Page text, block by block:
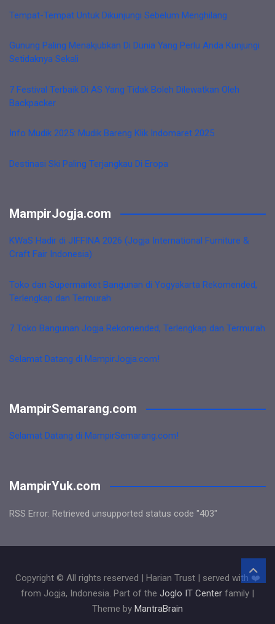
Tempat-Tempat Untuk Dikunjungi Sebelum Menghilang
Gunung Paling Menakjubkan Di Dunia Yang Perlu Anda Kunjungi
Setidaknya Sekali
7 Festival Terbaik Di AS Yang Tidak Boleh Dilewatkan Oleh
Backpacker
Info Mudik 2025: Mudik Bareng Klik Indomaret 2025
Destinasi Ski Paling Terjangkau Di Eropa
MampirJogja.com
KWaS Hadir di JIFFINA 2026 (Jogja International Furniture &
Craft Fair Indonesia)
Toko dan Supermarket Bangunan di Yogyakarta Rekomended,
Terlengkap dan Termurah
7 Toko Bangunan Jogja Rekomended, Terlengkap dan Termurah
Selamat Datang di MampirJogja.com!
MampirSemarang.com
Selamat Datang di MampirSemarang.com!
MampirYuk.com
RSS Error: Retrieved unsupported status code "403"
Copyright © All rights reserved | Harian Trust | served with ❤️
from Jogja, Indonesia. Part of the Joglo IT Center family |
Theme by MantraBrain